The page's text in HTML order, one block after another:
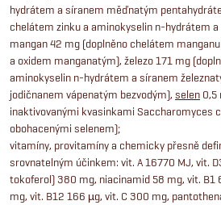
hydrátem a síranem měďnatým
chelátem zinku a aminokyselin n-hydrátem
mangan 42 mg (doplněno chelátem
a oxidem manganatým), železo 171 mg
aminokyselin n-hydrátem a síranem
jodičnanem vápenatým bezvodým), selen 0,5
inaktivovanými kvasinkami Saccharomyces
obohacenými selenem);
vitamíny, provitamíny a chemicky přesně
srovnatelným účinkem: vit. A 16770 MJ, vit.
tokoferol) 380 mg, niacinamid 58 mg, vit. B1
mg, vit. B12 166 µg, vit. C 300 mg,